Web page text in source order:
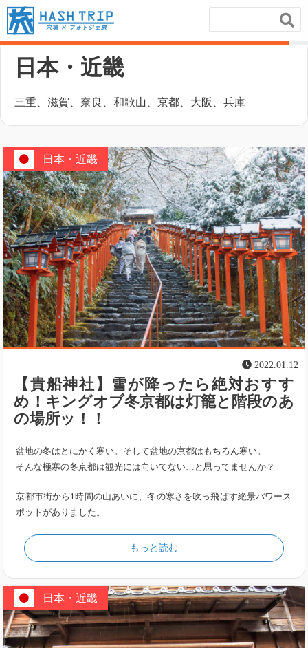
ホーム/ 日本・近畿
日本・近畿
三重、滋賀、奈良、和歌山、京都、大阪、兵庫
日本・近畿
2022.01.12
【貴船神社】雪が降ったら絶対おすす
め！キングオブ冬京都は灯籠と階段のあ
の場所ッ！！
盆地の冬はとにかく寒い。そして盆地の京都はもちろん寒い。
そんな極寒の冬京都は観光には向いてない…と思ってませんか？
京都市街から1時間の山あいに、冬の寒さを吹っ飛ばす絶景パワース
ポットがありました。
もっと読む
日本・近畿